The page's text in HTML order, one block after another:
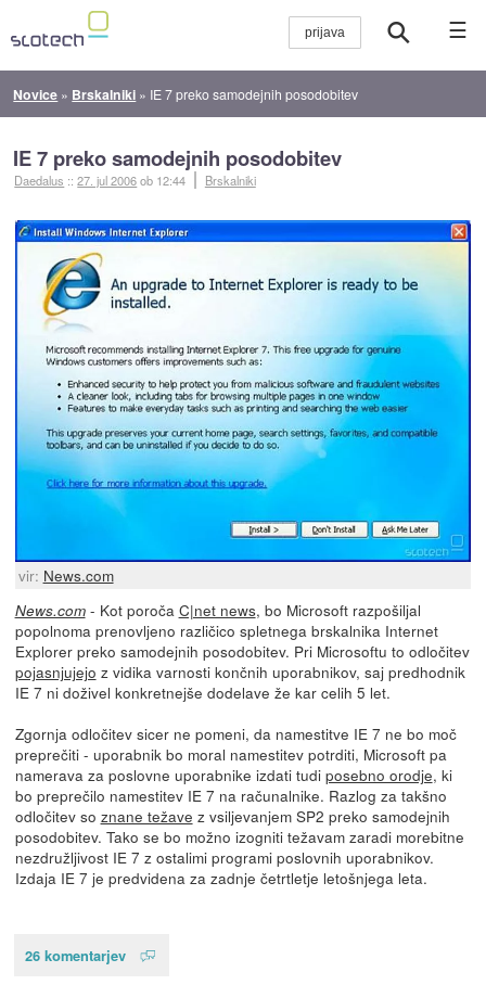
☰
Novice » Brskalniki » IE 7 preko samodejnih posodobitev
IE 7 preko samodejnih posodobitev
Daedalus ::27. jul 2006ob 12:44 Brskalniki
vir: News.com
News.com- Kot poroča C|net news, bo Microsoft razpošiljal
popolnoma prenovljeno različico spletnega brskalnika Internet
Explorer preko samodejnih posodobitev. Pri Microsoftu to odločitev
pojasnjujejo z vidika varnosti končnih uporabnikov, saj predhodnik
IE 7 ni doživel konkretnejše dodelave že kar celih 5 let.
Zgornja odločitev sicer ne pomeni, da namestitve IE 7 ne bo moč
preprečiti - uporabnik bo moral namestitev potrditi, Microsoft pa
namerava za poslovne uporabnike izdati tudi posebno orodje, ki
bo preprečilo namestitev IE 7 na računalnike. Razlog za takšno
odločitev so znane težave z vsiljevanjem SP2 preko samodejnih
posodobitev. Tako se bo možno izogniti težavam zaradi morebitne
nezdružljivost IE 7 z ostalimi programi poslovnih uporabnikov.
Izdaja IE 7 je predvidena za zadnje četrtletje letošnjega leta.
26 komentarjev